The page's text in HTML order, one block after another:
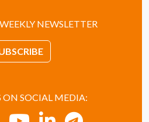
NEWSLETTER
ON SOCIAL MEDIA: